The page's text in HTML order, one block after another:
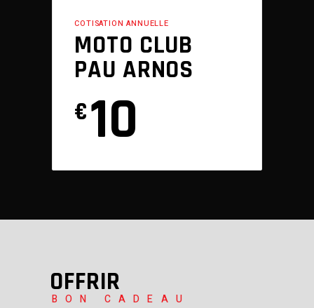
COTISATION ANNUELLE
MOTO CLUB
PAU ARNOS
€10
BON CADEAU
OFFRIR